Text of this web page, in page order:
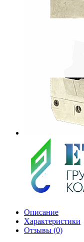
Описание
Характеристики
Отзывы (0)